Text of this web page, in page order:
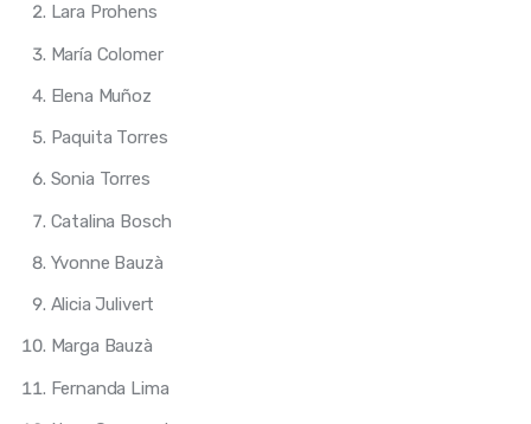
Lara Prohens
María Colomer
Elena Muñoz
Paquita Torres
Sonia Torres
Catalina Bosch
Yvonne Bauzà
Alicia Julivert
Marga Bauzà
Fernanda Lima